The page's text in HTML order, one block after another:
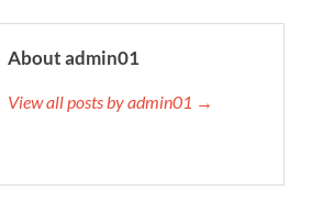
About admin01
View all posts by admin01 →